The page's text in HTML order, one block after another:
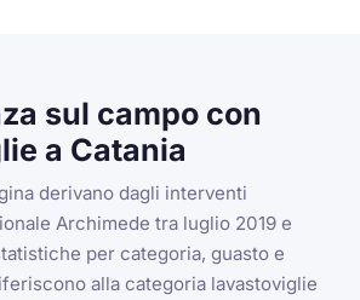
sul campo con
a Catania
derivano dagli interventi
Archimede tra luglio 2019 e
per categoria, guasto e
alla categoria lavastoviglie